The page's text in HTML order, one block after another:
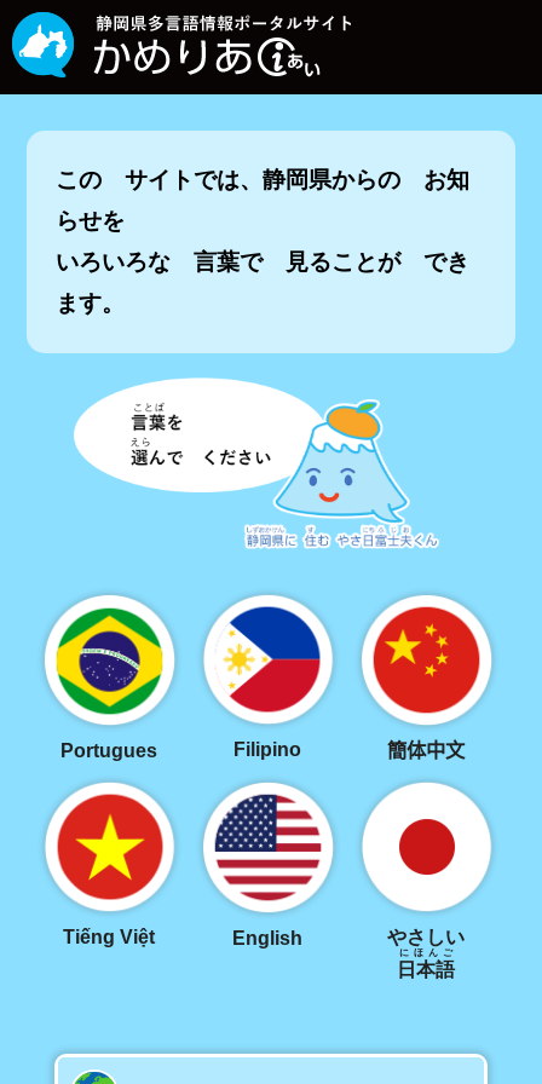
この サイトでは、静岡県からの お知
らせを
いろいろな 言葉で 見ることが でき
ます。
Portugues Filipino 簡体中文
Tiếng Việt English
やさしい
日本語
にほんご